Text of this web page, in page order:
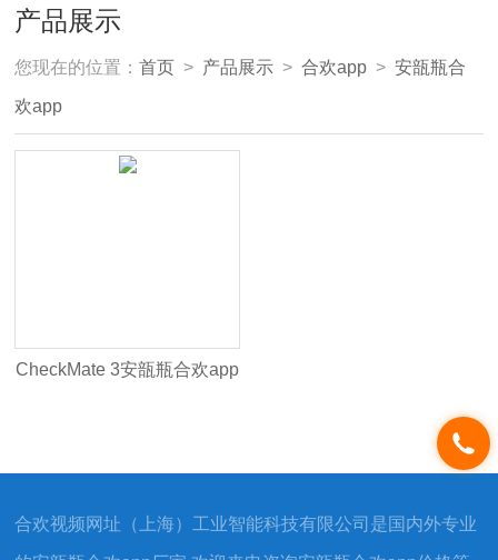
产品展示
您现在的位置：首页 > 产品展示 >合欢app >安瓿瓶合
欢app
CheckMate 3安瓿瓶合欢app
合欢视频网址（上海）工业智能科技有限公司是国内外专业